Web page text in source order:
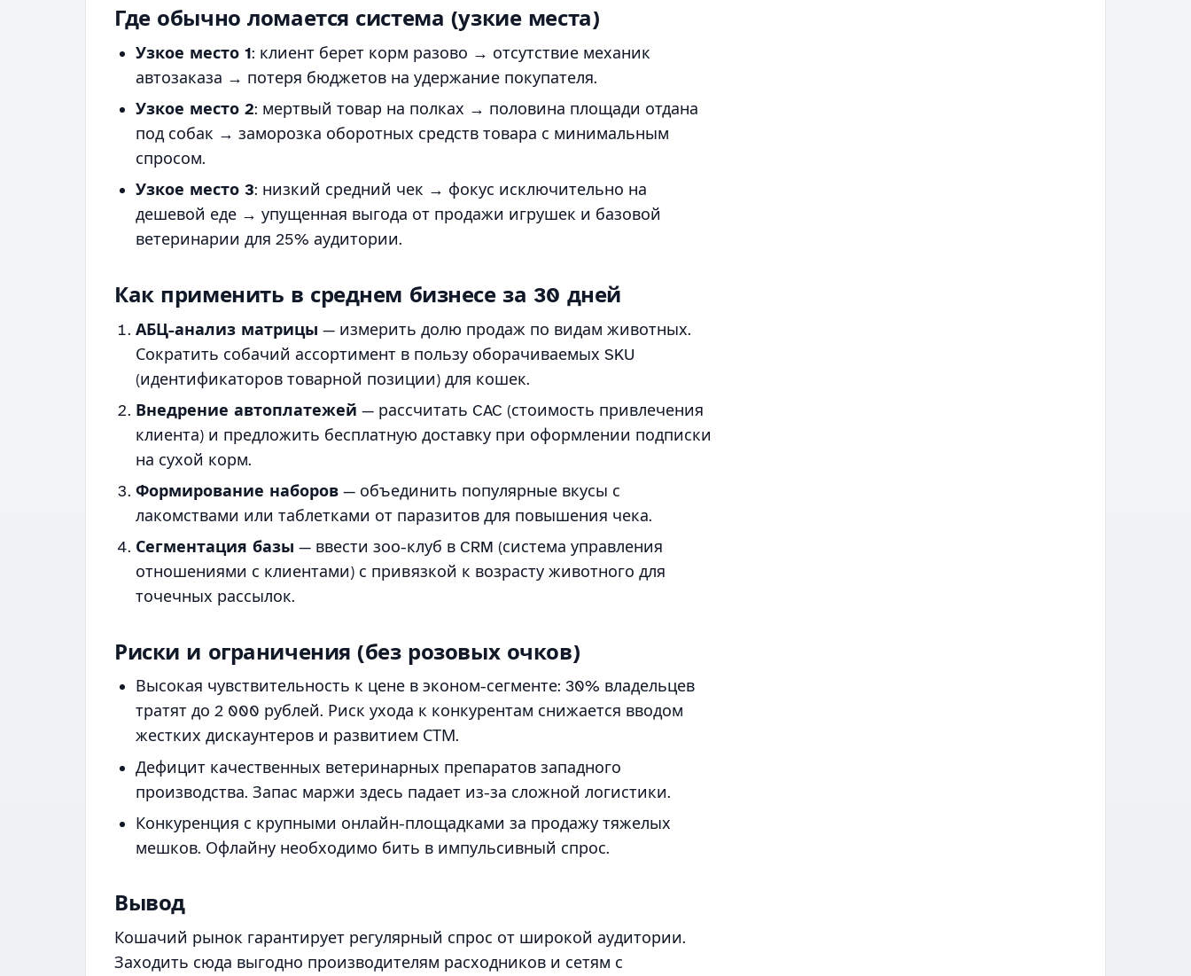
Где обычно ломается система (узкие места)
Узкое место 1: клиент берет корм разово → отсутствие механик
автозаказа → потеря бюджетов на удержание покупателя.
Узкое место 2: мертвый товар на полках → половина площади отдана
под собак → заморозка оборотных средств товара с минимальным
спросом.
Узкое место 3: низкий средний чек → фокус исключительно на
дешевой еде → упущенная выгода от продажи игрушек и базовой
ветеринарии для 25% аудитории.
Как применить в среднем бизнесе за 30 дней
АБЦ-анализ матрицы — измерить долю продаж по видам животных.
Сократить собачий ассортимент в пользу оборачиваемых SKU
(идентификаторов товарной позиции) для кошек.
Внедрение автоплатежей — рассчитать CAC (стоимость привлечения
клиента) и предложить бесплатную доставку при оформлении подписки
на сухой корм.
Формирование наборов — объединить популярные вкусы с
лакомствами или таблетками от паразитов для повышения чека.
Сегментация базы — ввести зоо-клуб в CRM (система управления
отношениями с клиентами) с привязкой к возрасту животного для
точечных рассылок.
Риски и ограничения (без розовых очков)
Высокая чувствительность к цене в эконом-сегменте: 30% владельцев
тратят до 2 000 рублей. Риск ухода к конкурентам снижается вводом
жестких дискаунтеров и развитием СТМ.
Дефицит качественных ветеринарных препаратов западного
производства. Запас маржи здесь падает из-за сложной логистики.
Конкуренция с крупными онлайн-площадками за продажу тяжелых
мешков. Офлайну необходимо бить в импульсивный спрос.
Вывод
Кошачий рынок гарантирует регулярный спрос от широкой аудитории.
Заходить сюда выгодно производителям расходников и сетям с